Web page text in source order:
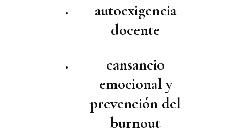
autoexigencia
docente
cansancio
emocional y
prevención del
burnout